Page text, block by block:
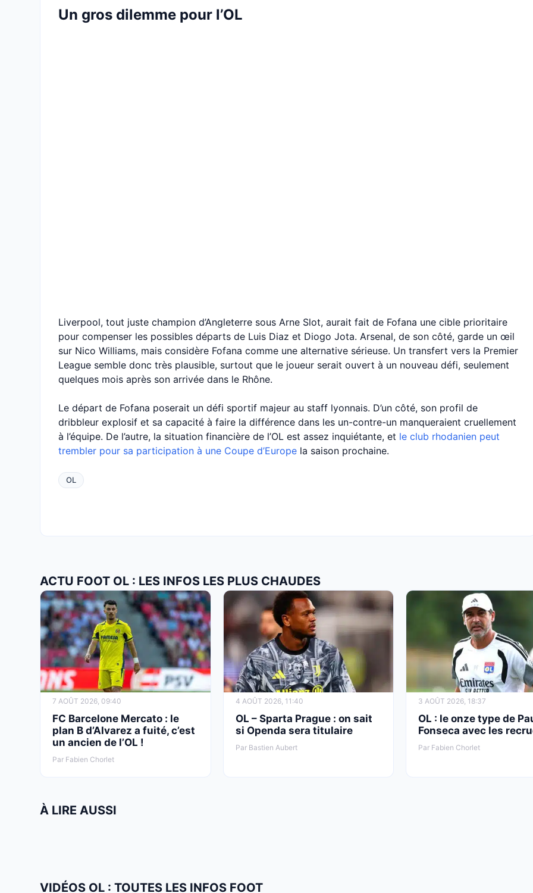
Un gros dilemme pour l’OL
Liverpool, tout juste champion d’Angleterre sous Arne Slot, aurait fait de Fofana une cible prioritaire
pour compenser les possibles départs de Luis Diaz et Diogo Jota. Arsenal, de son côté, garde un œil
sur Nico Williams, mais considère Fofana comme une alternative sérieuse. Un transfert vers la Premier
League semble donc très plausible, surtout que le joueur serait ouvert à un nouveau défi, seulement
quelques mois après son arrivée dans le Rhône.
Le départ de Fofana poserait un défi sportif majeur au staff lyonnais. D’un côté, son profil de
dribbleur explosif et sa capacité à faire la différence dans les un-contre-un manqueraient cruellement
à l’équipe. De l’autre, la situation financière de l’OL est assez inquiétante, et le club rhodanien peut
trembler pour sa participation à une Coupe d’Europe la saison prochaine.
OL
ACTU FOOT OL : LES INFOS LES PLUS CHAUDES
7 AOÛT 2026, 09:40
FC Barcelone Mercato : le
plan B d’Alvarez a fuité, c’est
un ancien de l’OL !
Par Fabien Chorlet
4 AOÛT 2026, 11:40
OL – Sparta Prague : on sait
si Openda sera titulaire
Par Bastien Aubert
3 AOÛT 2026, 18:37
OL : le onze type de
Fonseca avec les
Par Fabien Chorlet
À LIRE AUSSI
VIDÉOS OL : TOUTES LES INFOS FOOT